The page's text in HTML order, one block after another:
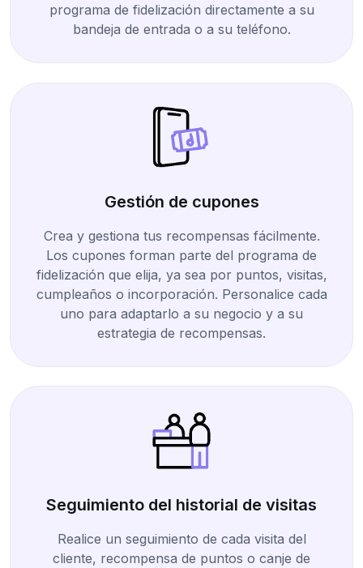
programa de fidelización directamente a su
bandeja de entrada o a su teléfono.
Gestión de cupones
Crea y gestiona tus recompensas fácilmente.
Los cupones forman parte del programa de
fidelización que elija, ya sea por puntos, visitas,
cumpleaños o incorporación. Personalice cada
uno para adaptarlo a su negocio y a su
estrategia de recompensas.
Seguimiento del historial de visitas
Realice un seguimiento de cada visita del
cliente, recompensa de puntos o canje de